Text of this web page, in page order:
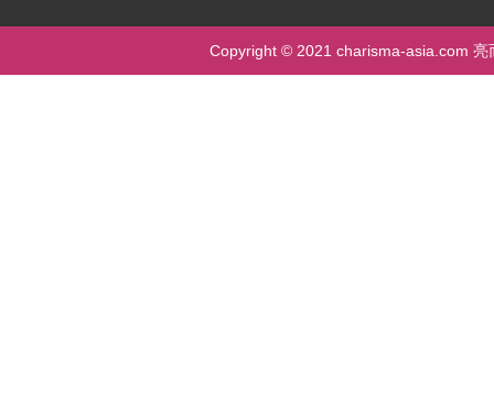
Copyright © 2021 charisma-asia.com 亮